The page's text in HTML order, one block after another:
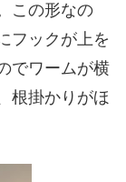
この形なの
フックが上を
でワームが横
根掛かりがほ